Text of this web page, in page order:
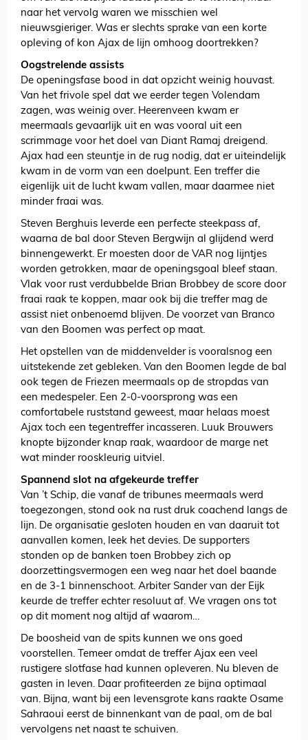
naar het vervolg waren we misschien wel
nieuwsgieriger. Was er slechts sprake van een korte
opleving of kon Ajax de lijn omhoog doortrekken?
Oogstrelende assists
De openingsfase bood in dat opzicht weinig houvast.
Van het frivole spel dat we eerder tegen Volendam
zagen, was weinig over. Heerenveen kwam er
meermaals gevaarlijk uit en was vooral uit een
scrimmage voor het doel van Diant Ramaj dreigend.
Ajax had een steuntje in de rug nodig, dat er uiteindelijk
kwam in de vorm van een doelpunt. Een treffer die
eigenlijk uit de lucht kwam vallen, maar daarmee niet
minder fraai was.
Steven Berghuis leverde een perfecte steekpass af,
waarna de bal door Steven Bergwijn al glijdend werd
binnengewerkt. Er moesten door de VAR nog lijntjes
worden getrokken, maar de openingsgoal bleef staan.
Vlak voor rust verdubbelde Brian Brobbey de score door
fraai raak te koppen, maar ook bij die treffer mag de
assist niet onbenoemd blijven. De voorzet van Branco
van den Boomen was perfect op maat.
Het opstellen van de middenvelder is vooralsnog een
uitstekende zet gebleken. Van den Boomen legde de bal
ook tegen de Friezen meermaals op de stropdas van
een medespeler. Een 2-0-voorsprong was een
comfortabele ruststand geweest, maar helaas moest
Ajax toch een tegentreffer incasseren. Luuk Brouwers
knopte bijzonder knap raak, waardoor de marge net
wat minder rooskleurig uitviel.
Spannend slot na afgekeurde treffer
Van ’t Schip, die vanaf de tribunes meermaals werd
toegezongen, stond ook na rust druk coachend langs de
lijn. De organisatie gesloten houden en van daaruit tot
aanvallen komen, leek het devies. De supporters
stonden op de banken toen Brobbey zich op
doorzettingsvermogen een weg naar het doel baande
en de 3-1 binnenschoot. Arbiter Sander van der Eijk
keurde de treffer echter resoluut af. We vragen ons tot
op dit moment nog altijd af waarom…
De boosheid van de spits kunnen we ons goed
voorstellen. Temeer omdat de treffer Ajax een veel
rustigere slotfase had kunnen opleveren. Nu bleven de
gasten in leven. Daar profiteerden ze bijna optimaal
van. Bijna, want bij een levensgrote kans raakte Osame
Sahraoui eerst de binnenkant van de paal, om de bal
vervolgens net naast te schuiven.